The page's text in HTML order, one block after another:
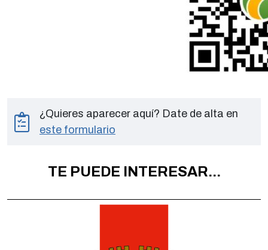
¿Quieres aparecer aquí? Date de alta en
este formulario
TE PUEDE INTERESAR...